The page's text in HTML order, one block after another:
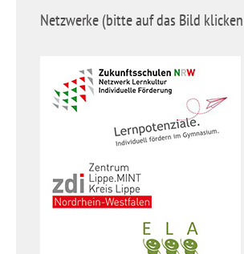
Netzwerke (bitte auf das Bild